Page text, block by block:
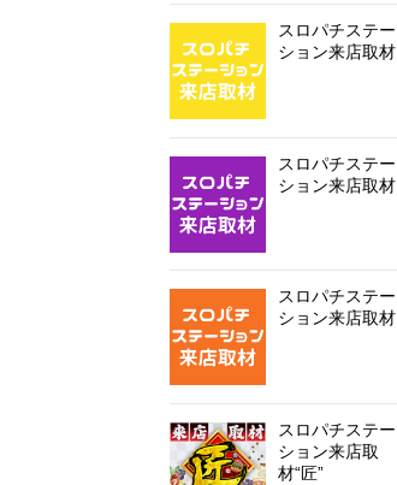
スロパチステー
ション来店取材
スロパチステー
ション来店取材
スロパチステー
ション来店取材
スロパチステー
ション来店取
材“匠”